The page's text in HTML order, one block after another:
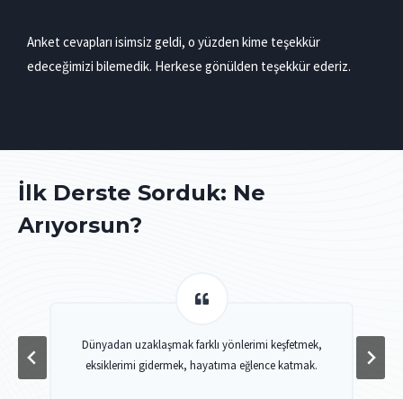
Anket cevapları isimsiz geldi, o yüzden kime teşekkür
edeceğimizi bilemedik. Herkese gönülden teşekkür ederiz.
İlk Derste Sorduk: Ne
Arıyorsun?
Dünyadan uzaklaşmak farklı yönlerimi keşfetmek,
eksiklerimi gidermek, hayatıma eğlence katmak.